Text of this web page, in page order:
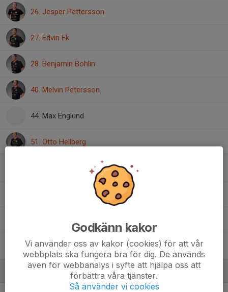
26. Jesper Pettersson
27. Edvin Ek
28. Benjamin Bohlin
40. Melvin Petersson
44. Max Englund
51. Otto Hellberg
82. Williot Hermansson
98. Simon Norman Larsson
Godkänn kakor
Vi använder oss av kakor (cookies) för att vår
webbplats ska fungera bra för dig. De används
även för webbanalys i syfte att hjälpa oss att
förbättra våra tjänster.
Så använder vi cookies